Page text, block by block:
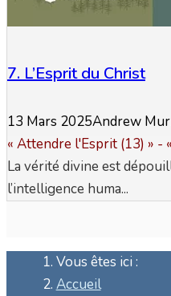
7. L’Esprit du Christ
13 Mars 2025Andrew
« Attendre l'Esprit (13) » - «
La vérité divine est
l’intelligence huma...
Vous êtes ici :
Accueil